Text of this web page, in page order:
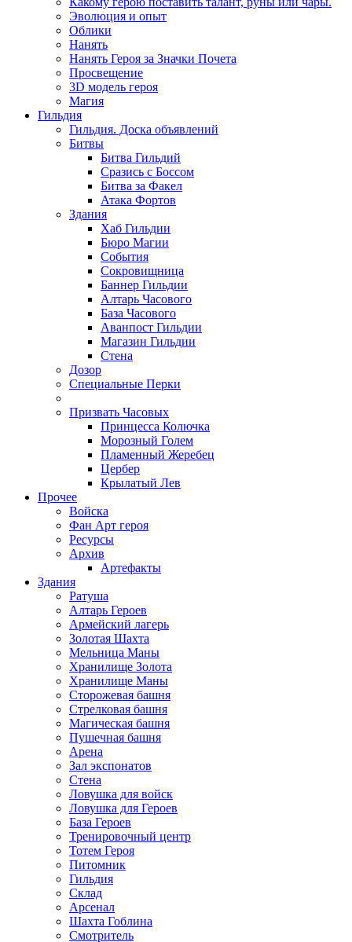
Эволюция и опыт
Облики
Нанять
Нанять Героя за Значки Почета
Просвещение
3D модель героя
Магия
Гильдия
Гильдия. Доска объявлений
Битвы
Битва Гильдий
Сразись с Боссом
Битва за Факел
Атака Фортов
Здания
Хаб Гильдии
Бюро Магии
События
Сокровищница
Баннер Гильдии
Алтарь Часового
База Часового
Аванпост Гильдии
Магазин Гильдии
Стена
Дозор
Специальные Перки
Призвать Часовых
Принцесса Колючка
Морозный Голем
Пламенный Жеребец
Цербер
Крылатый Лев
Прочее
Войска
Фан Арт героя
Ресурсы
Архив
Артефакты
Здания
Ратуша
Алтарь Героев
Армейский лагерь
Золотая Шахта
Мельница Маны
Хранилище Золота
Хранилище Маны
Сторожевая башня
Стрелковая башня
Магическая башня
Пушечная башня
Арена
Зал экспонатов
Стена
Ловушка для войск
Ловушка для Героев
База Героев
Тренировочный центр
Тотем Героя
Питомник
Гильдия
Склад
Арсенал
Шахта Гоблина
Смотритель